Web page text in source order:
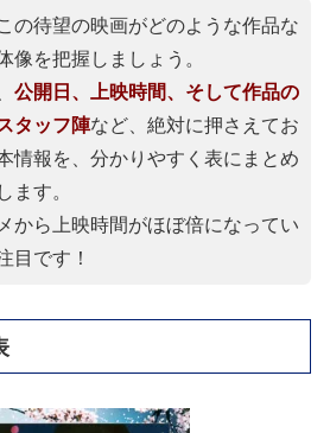
の待望の映画がどのような作品な
像を把握しましょう。
公開日、上映時間、そして作品の
タッフ陣など、絶対に押さえてお
情報を、分かりやすく表にまとめ
ます。
から上映時間がほぼ倍になってい
目です！